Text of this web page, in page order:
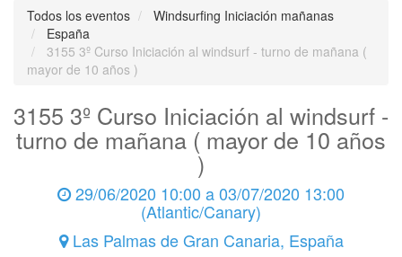
Todos los eventos
Windsurfing Iniciación mañanas
España
3155 3º Curso Iniciación al windsurf - turno de mañana (
mayor de 10 años )
3155 3º Curso Iniciación al windsurf -
turno de mañana ( mayor de 10 años
)
29/06/2020 10:00 a03/07/2020 13:00
(Atlantic/Canary)
Las Palmas de Gran Canaria, España